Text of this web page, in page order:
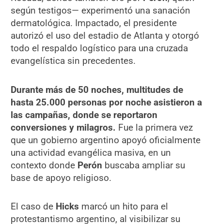
según testigos— experimentó una sanación
dermatológica. Impactado, el presidente
autorizó el uso del estadio de Atlanta y otorgó
todo el respaldo logístico para una cruzada
evangelística sin precedentes.
Durante más de 50 noches, multitudes de
hasta 25.000 personas por noche asistieron a
las campañas, donde se reportaron
conversiones y milagros. Fue la primera vez
que un gobierno argentino apoyó oficialmente
una actividad evangélica masiva, en un
contexto donde Perón buscaba ampliar su
base de apoyo religioso.
El caso de Hicks marcó un hito para el
protestantismo argentino, al visibilizar su